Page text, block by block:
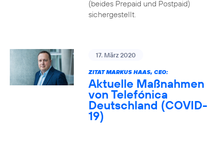
(beides Prepaid und Postpaid)
sichergestellt.
17. März 2020
ZITAT MARKUS HAAS, CEO:
Aktuelle Maßnahmen
von Telefónica
Deutschland (COVID-
19)